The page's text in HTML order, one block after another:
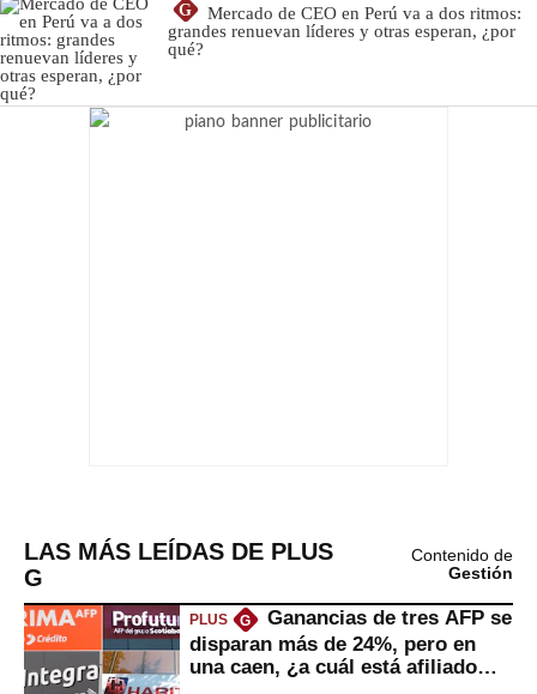
G
Mercado de CEO en Perú va a dos ritmos:
grandes renuevan líderes y otras esperan, ¿por
qué?
LAS MÁS LEÍDAS DE PLUS
G
Contenido de
Gestión
PLUS G
Ganancias de tres AFP se
disparan más de 24%, pero en
una caen, ¿a cuál está afiliado